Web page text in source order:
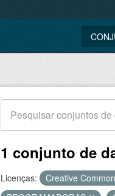
1 conjunto de
Licenças: Creative